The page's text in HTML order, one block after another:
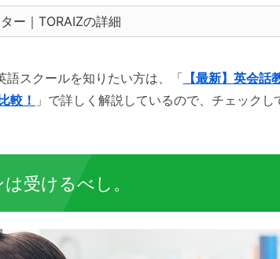
ー｜TORAIZの詳細
語スクールを知りたい方は、「 【最新】英会
較！ 」で詳しく解説しているので、チェックし
受けるべし。